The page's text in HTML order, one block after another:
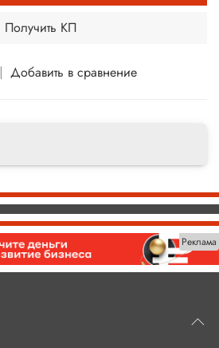
Добавить в сравнение
Получить КП
Реклама